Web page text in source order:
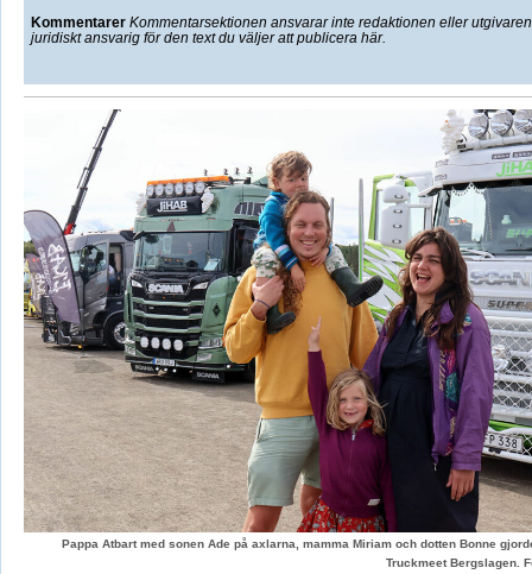
Kommentarer Kommentarsektionen ansvarar inte redaktionen eller
juridiskt ansvarig för den text du väljer att publicera här.
Pappa Atbart med sonen Ade på axlarna, mamma Miriam och dotten Bonne
Truckmeet Bergslagen.